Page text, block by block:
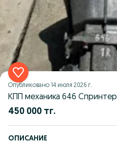
Опубликовано 14 июля 2026 г.
КПП механика 646 Спринтер
450 000 тг.
ОПИСАНИЕ